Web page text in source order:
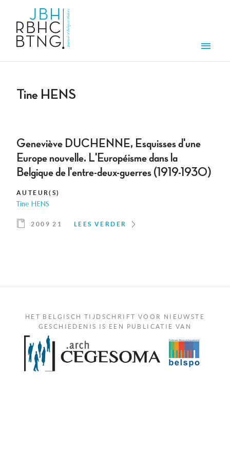
Tine HENS
Geneviève DUCHENNE, Esquisses d'une
Europe nouvelle. L'Européisme dans la
Belgique de l'entre-deux-guerres (1919-1930)
AUTEUR(S)
Tine HENS
2009 21 LEES VERDER
HET BELGISCH TIJDSCHRIFT VOOR NIEUWSTE
GESCHIEDENIS IS EEN PUBLICATIE VAN